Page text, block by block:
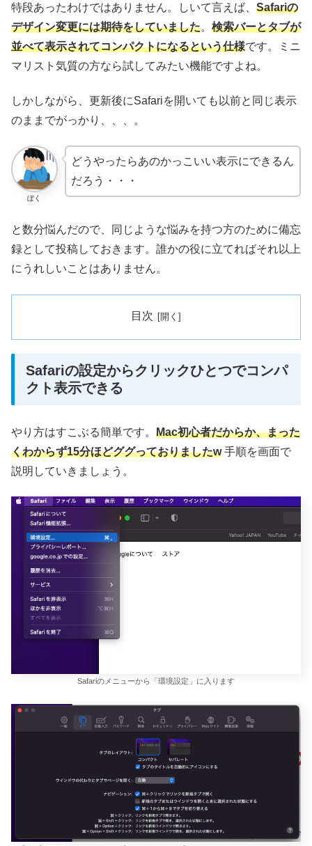
特段あったわけではありません。しいて言えば、 Safariの
デザイン変更には期待をしていました。 検索バーとタブが
並べて表示されてコンパクトになるという仕様です。ミニ
マリスト気質の方なら試してみたい機能ですよね。
しかしながら、更新後にSafariを開いても以前と同じ表示
のままでがっかり、、、。
ぼく
どうやったらあのかっこいい表示にできるん
だろう・・・
と数分悩んだので、同じような悩みを持つ方のために備忘
録として投稿しておきます。誰かの役に立てればそれ以上
にうれしいことはありません。
目次
Safariの設定からクリックひとつでコンパ
クト表示できる
やり方はすこぶる簡単です。 Mac初心者だからか、まった
くわからず15分ほどググっておりましたw手順を画面で
説明していきましょう。
Safariのメニューから「環境設定」に入ります